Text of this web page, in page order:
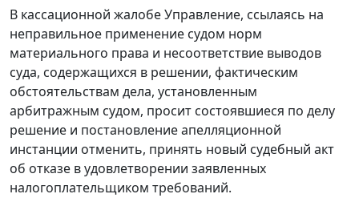
В кассационной жалобе Управление, ссылаясь на
неправильное применение судом норм
материального права и несоответствие выводов
суда, содержащихся в решении, фактическим
обстоятельствам дела, установленным
арбитражным судом, просит состоявшиеся по делу
решение и постановление апелляционной
инстанции отменить, принять новый судебный акт
об отказе в удовлетворении заявленных
налогоплательщиком требований.